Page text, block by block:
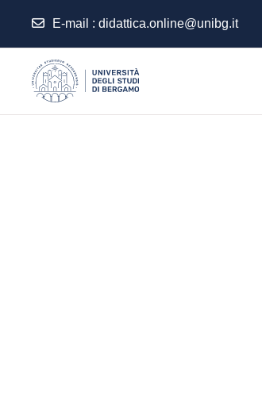
E-mail : didattica.online@unibg.it